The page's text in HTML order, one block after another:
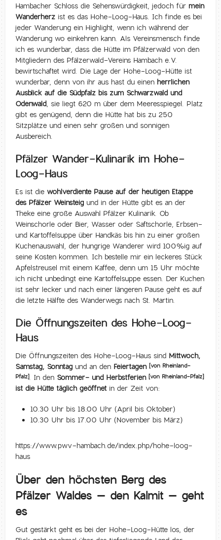
Hambacher Schloss die Sehenswürdigkeit, jedoch für mein
Wanderherz ist es das Hohe-Loog-Haus. Ich finde es bei
jeder Wanderung ein Highlight, wenn ich während der
Wanderung wo einkehren kann. Als Vereinsmensch finde
ich es wunderbar, dass die Hütte im Pfälzerwald von den
Mitgliedern des Pfälzerwald-Vereins Hambach e.V.
bewirtschaftet wird. Die Lage der Hohe-Loog-Hütte ist
wunderbar, denn von ihr aus hast du einen herrlichen
Ausblick auf die Südpfalz bis zum Schwarzwald und
Odenwald, sie liegt 620 m über dem Meeresspiegel. Platz
gibt es genügend, denn die Hütte hat bis zu 250
Sitzplätze und einen sehr großen und sonnigen
Ausbereich.
Pfälzer Wander-Kulinarik im Hohe-
Loog-Haus
Es ist diewohlverdiente Pause auf der heutigen Etappe
des Pfälzer Weinsteig und in der Hütte gibt es an der
Theke eine große Auswahl Pfälzer Kulinarik. Ob
Weinschorle oder Bier, Wasser oder Saftschorle, Erbsen-
und Kartoffelsuppe über Handkäs bis hin zu einer großen
Kuchenauswahl, der hungrige Wanderer wird 100%ig auf
seine Kosten kommen. Ich bestelle mir ein leckeres Stück
Apfelstreusel mit einem Kaffee, denn um 15 Uhr möchte
ich nicht unbedingt eine Kartoffelsuppe essen. Der Kuchen
ist sehr lecker und nach einer längeren Pause geht es auf
die letzte Hälfte des Wanderwegs nach St. Martin.
Die Öffnungszeiten des Hohe-Loog-
Haus
Die Öffnungszeiten des Hohe-Loog-Haus sind Mittwoch,
Samstag, Sonntag und an den Feiertagen [von Rheinland-
Pfalz] . In den Sommer- und Herbstferien [von Rheinland-Pfalz]
ist die Hütte täglich geöffnet in der Zeit von:
10.30 Uhr bis 18.00 Uhr (April bis Oktober)
10.30 Uhr bis 17.00 Uhr (November bis März)
https://www.pwv-hambach.de/index.php/hohe-loog-
haus
Über den höchsten Berg des
Pfälzer Waldes – den Kalmit – geht
es
Gut gestärkt geht es bei der Hohe-Loog-Hütte los, der